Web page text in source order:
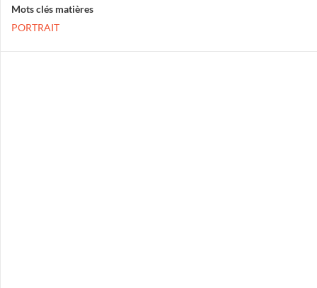
Mots clés matières
PORTRAIT